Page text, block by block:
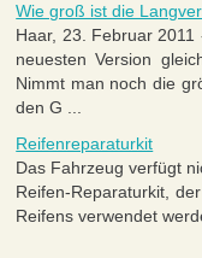
Wie groß ist die
Haar, 23. Februar
neuesten Version
Nimmt man noch die
den G ...
Reifenreparaturkit
Das Fahrzeug verfügt
Reifen-Reparaturkit,
Reifens verwendet